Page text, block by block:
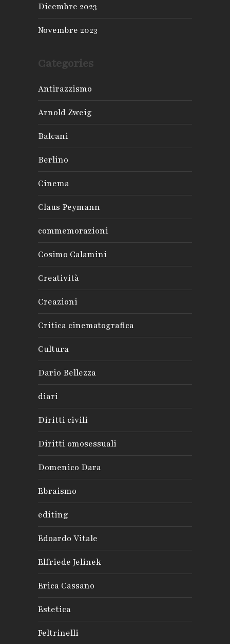
Dicembre 2023
Novembre 2023
Categories
Antirazzismo
Arnold Zweig
Balcani
Berlino
Cinema
Claus Peymann
commemorazioni
Cosimo Calamini
Creatività
Creazioni
Critica cinematografica
Cultura
Dario Bellezza
diari
Diritti civili
Diritti omosessuali
Domenico Dara
Ebraismo
editing
Edoardo Vitale
Elfriede Jelinek
Erica Cassano
Estetica
Feltrinelli